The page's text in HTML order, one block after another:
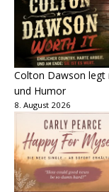
Colton Dawson legt
und Humor
8. August 2026